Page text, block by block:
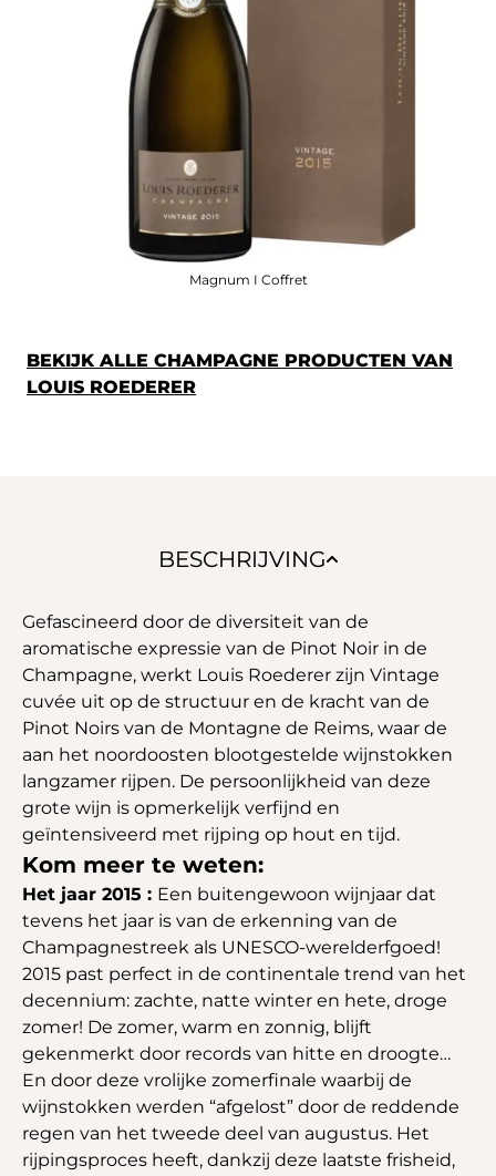
Magnum I Coffret
BEKIJK ALLE CHAMPAGNE PRODUCTEN VAN
LOUIS ROEDERER
BESCHRIJVING
Gefascineerd door de diversiteit van de
aromatische expressie van de Pinot Noir in de
Champagne, werkt Louis Roederer zijn Vintage
cuvée uit op de structuur en de kracht van de
Pinot Noirs van de Montagne de Reims, waar de
aan het noordoosten blootgestelde wijnstokken
langzamer rijpen. De persoonlijkheid van deze
grote wijn is opmerkelijk verfijnd en
geïntensiveerd met rijping op hout en tijd.
Kom meer te weten:
Het jaar 2015 : Een buitengewoon wijnjaar dat
tevens het jaar is van de erkenning van de
Champagnestreek als UNESCO-werelderfgoed!
2015 past perfect in de continentale trend van het
decennium: zachte, natte winter en hete, droge
zomer! De zomer, warm en zonnig, blijft
gekenmerkt door records van hitte en droogte…
En door deze vrolijke zomerfinale waarbij de
wijnstokken werden “afgelost” door de reddende
regen van het tweede deel van augustus. Het
rijpingsproces heeft, dankzij deze laatste frisheid,